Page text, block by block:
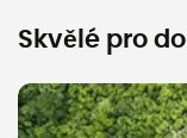
Skvělé pro